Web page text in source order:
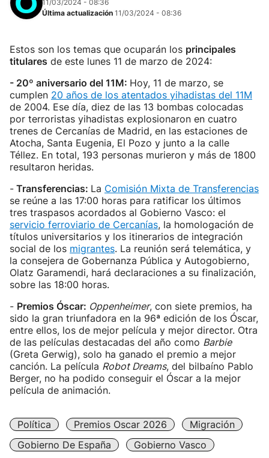
11/03/2024 - 08:36
Última actualización 11/03/2024 - 08:36
Estos son los temas que ocuparán los principales
titulares de este lunes 11 de marzo de 2024:
- 20º aniversario del 11M: Hoy, 11 de marzo, se
cumplen 20 años de los atentados yihadistas del 11M
de 2004. Ese día, diez de las 13 bombas colocadas
por terroristas yihadistas explosionaron en cuatro
trenes de Cercanías de Madrid, en las estaciones de
Atocha, Santa Eugenia, El Pozo y junto a la calle
Téllez. En total, 193 personas murieron y más de 1800
resultaron heridas.
- Transferencias: La Comisión Mixta de Transferencias
se reúne a las 17:00 horas para ratificar los últimos
tres traspasos acordados al Gobierno Vasco: el
servicio ferroviario de Cercanías, la homologación de
títulos universitarios y los itinerarios de integración
social de los migrantes. La reunión será telemática, y
la consejera de Gobernanza Pública y Autogobierno,
Olatz Garamendi, hará declaraciones a su finalización,
sobre las 18:00 horas.
- Premios Óscar: Oppenheimer, con siete premios, ha
sido la gran triunfadora en la 96ª edición de los Óscar,
entre ellos, los de mejor película y mejor director. Otra
de las películas destacadas del año como Barbie
(Greta Gerwig), solo ha ganado el premio a mejor
canción. La película Robot Dreams, del bilbaíno Pablo
Berger, no ha podido conseguir el Óscar a la mejor
película de animación.
Política Premios Oscar 2026
Migración
Gobierno De España
Gobierno Vasco